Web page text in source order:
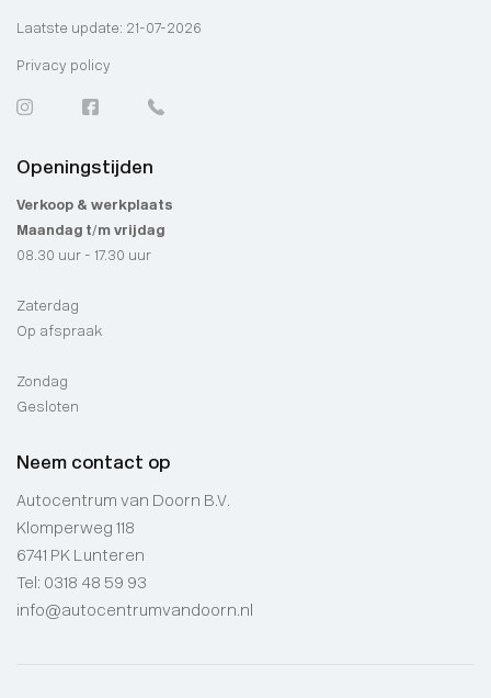
Laatste update: 21-07-2026
Privacy policy
Openingstijden
Verkoop & werkplaats
Maandag t/m vrijdag
08.30 uur - 17.30 uur
Zaterdag
Op afspraak
Zondag
Gesloten
Neem contact op
Autocentrum van Doorn B.V.
Klomperweg 118
6741 PK Lunteren
Tel: 0318 48 59 93
info@autocentrumvandoorn.nl